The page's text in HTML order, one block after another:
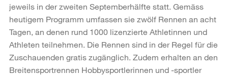
jeweils in der zweiten Septemberhälfte statt. Gemäss
heutigem Programm umfassen sie zwölf Rennen an acht
Tagen, an denen rund 1000 lizenzierte Athletinnen und
Athleten teilnehmen. Die Rennen sind in der Regel für die
Zuschauenden gratis zugänglich. Zudem erhalten an den
Breitensportrennen Hobbysportlerinnen und -sportler